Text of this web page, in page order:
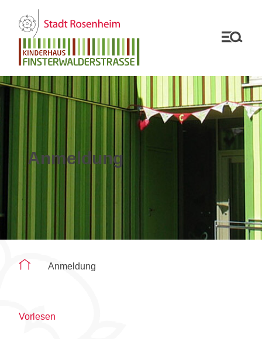
Anmeldung
Sie befinden sich auf der Seite "Anmeldung"
Anmeldung
Vorlesen